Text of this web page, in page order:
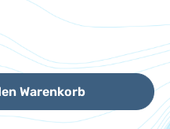
Wert ein
Warenkorb